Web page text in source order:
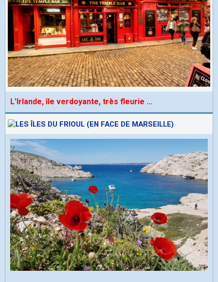
L'Irlande, île verdoyante, très fleurie ...